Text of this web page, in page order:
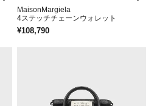
MaisonMargiela
4ステッチチェーンウォレット
¥108,790